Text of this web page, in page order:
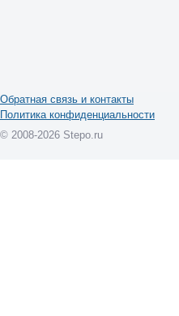
Обратная связь и контакты
Политика конфиденциальности
© 2008-2026 Stepo.ru